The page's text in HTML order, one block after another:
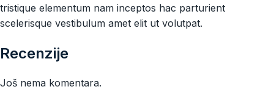
tristique elementum nam inceptos hac parturient
scelerisque vestibulum amet elit ut volutpat.
Recenzije
Još nema komentara.